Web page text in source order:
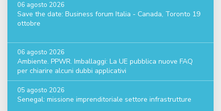
06 agosto 2026
Save the date: Business forum Italia - Canada, Toronto 19
ottobre
06 agosto 2026
Ambiente. PPWR. Imballaggi: La UE pubblica nuove FAQ
per chiarire alcuni dubbi applicativi
05 agosto 2026
Senegal: missione imprenditoriale settore infrastrutture